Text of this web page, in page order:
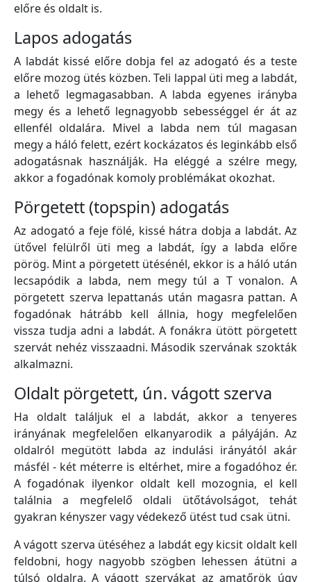
előre és oldalt is.
Lapos adogatás
A labdát kissé előre dobja fel az adogató és a teste
előre mozog ütés közben. Teli lappal üti meg a labdát,
a lehető legmagasabban. A labda egyenes irányba
megy és a lehető legnagyobb sebességgel ér át az
ellenfél oldalára. Mivel a labda nem túl magasan
megy a háló felett, ezért kockázatos és leginkább első
adogatásnak használják. Ha eléggé a szélre megy,
akkor a fogadónak komoly problémákat okozhat.
Pörgetett (topspin) adogatás
Az adogató a feje fölé, kissé hátra dobja a labdát. Az
ütővel felülről üti meg a labdát, így a labda előre
pörög. Mint a pörgetett ütésénél, ekkor is a háló után
lecsapódik a labda, nem megy túl a T vonalon. A
pörgetett szerva lepattanás után magasra pattan. A
fogadónak hátrább kell állnia, hogy megfelelően
vissza tudja adni a labdát. A fonákra ütött pörgetett
szervát nehéz visszaadni. Második szervának szokták
alkalmazni.
Oldalt pörgetett, ún. vágott szerva
Ha oldalt találjuk el a labdát, akkor a tenyeres
irányának megfelelően elkanyarodik a pályáján. Az
oldalról megütött labda az indulási irányától akár
másfél - két méterre is eltérhet, mire a fogadóhoz ér.
A fogadónak ilyenkor oldalt kell mozognia, el kell
találnia a megfelelő oldali ütőtávolságot, tehát
gyakran kényszer vagy védekező ütést tud csak ütni.
A vágott szerva ütéséhez a labdát egy kicsit oldalt kell
feldobni, hogy nagyobb szögben lehessen átütni a
túlsó oldalra. A vágott szervákat az amatőrök úgy